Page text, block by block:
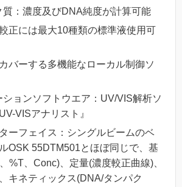
質：濃度及びDNA純度が計算可能
正には最大10種類の標準液使用可
バーする多機能なローカル制御ソ
ションソフトウエア：UV/VIS解析ソ
VISアナリスト』
ーフェイス：シングルビームのベ
OSK 55DTM501とほぼ同じで、基
%T、Conc)、定量(濃度較正曲線)、
キネティックス(DNA/タンパク